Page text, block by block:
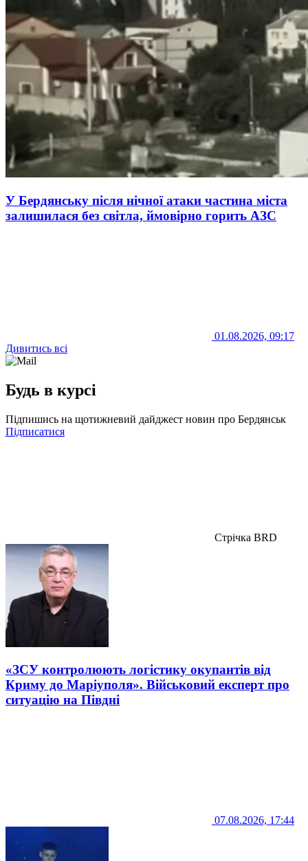
У Бердянську після нічної атаки частина міста
залишилася без світла, ймовірно горить АЗС
01.08.2026, 09:17
Дивитись всі
Будь в курсі
Підпишись на щотижневий дайджест новин про Бердянськ
Підписатися
Стрічка BRD
«ЗСУ контролюють логістику окупантів від
Криму до Маріуполя». Військовий експерт про
ситуацію на Півдні
07.08.2026, 17:44